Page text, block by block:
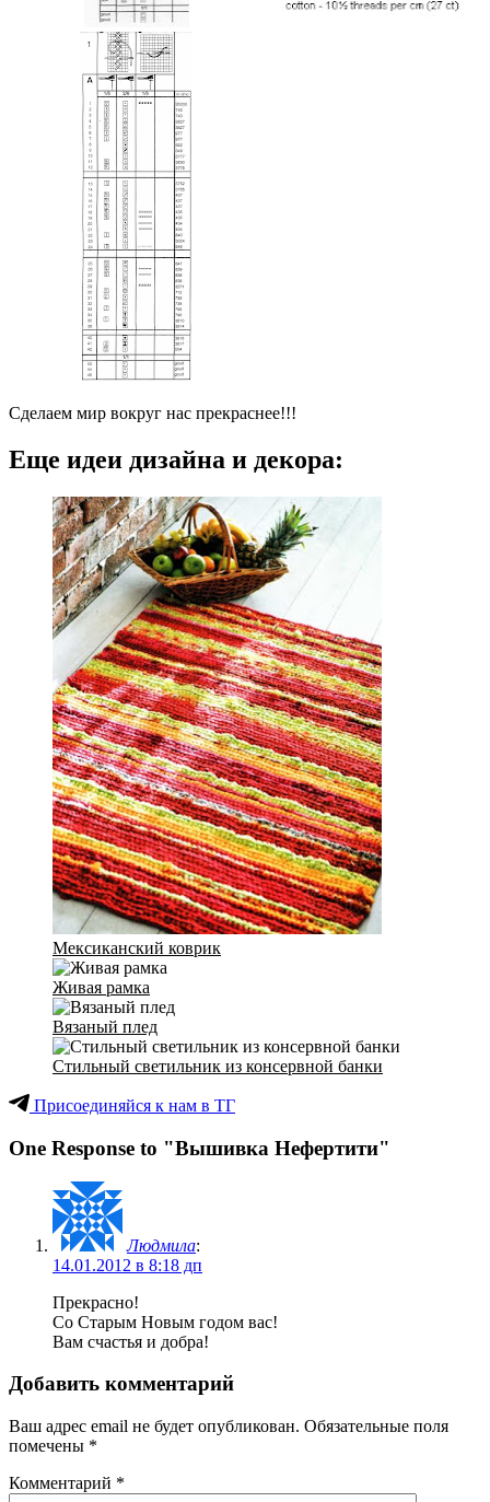
Сделаем мир вокруг нас прекраснее!!!
Еще идеи дизайна и декора:
Мексиканский коврик
Живая рамка
Вязаный плед
Стильный светильник из консервной банки
Присоединяйся к нам в ТГ
One Response to "Вышивка Нефертити"
Людмила:
14.01.2012 в 8:18 дп
Прекрасно!
Со Старым Новым годом вас!
Вам счастья и добра!
Добавить комментарий
Ваш адрес email не будет опубликован. Обязательные поля
помечены *
Комментарий *